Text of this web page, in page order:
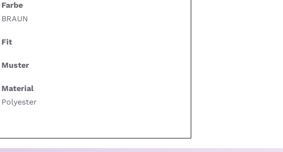
Farbe
BRAUN
Fit
Muster
Material
Polyester